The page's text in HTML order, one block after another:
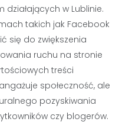
działających w Lublinie.
takich jak Facebook
się do zwiększenia
ruchu na stronie
treści
społeczność, ale
pozyskiwania
czy blogerów.